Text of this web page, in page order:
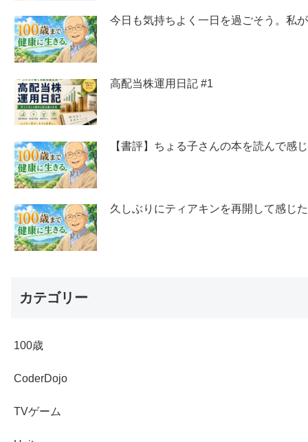
今日も気持ちよく一日を過ごそう。私
高配当株運用日記 #1
【書評】ちょる子さんの本を読んで感
久しぶりにティアキンを再開して感じ
カテゴリー
100歳
CoderDojo
TVゲーム